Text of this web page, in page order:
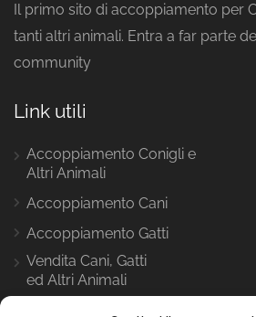
Il primo sito di accoppiamento per
tanti altri animali. Entra a far parte
community
Link utili
Accoppiamento Conigli e
Altri Animali
Accoppiamento Cani
Accoppiamento Gatti
Vendita Cani, Gatti
ed Altri Animali